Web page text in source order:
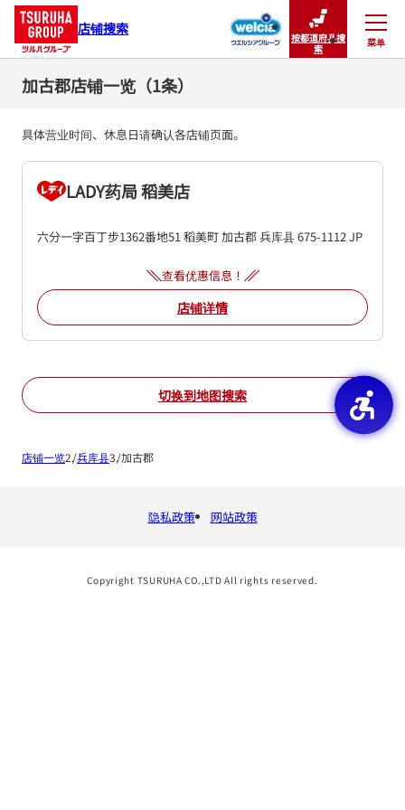
店铺搜索
按都道府县搜
索
菜单
关闭
加古郡店铺一览（1条）
具体营业时间、休息日请确认各店铺页面。
LADY药局 稻美店
六分一字百丁步1362番地51稻美町加古郡兵库县675-1112JP
查看优惠信息！
店铺详情
切换到地图搜索
店铺一览 兵库县 加古郡
隐私政策 网站政策
Copyright TSURUHA CO.,LTD All rights reserved.